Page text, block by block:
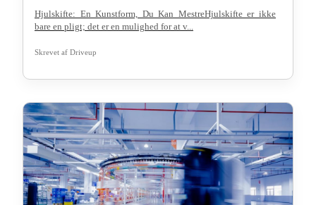
Hjulskifte: En Kunstform, Du Kan MestreHjulskifte er ikke
bare en pligt; det er en mulighed for at v...
Skrevet af Driveup